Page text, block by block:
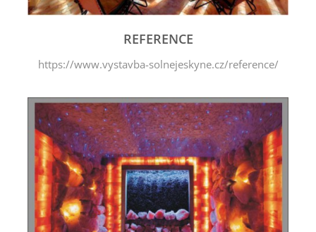
REFERENCE
https://www.vystavba-solnejeskyne.cz/reference/